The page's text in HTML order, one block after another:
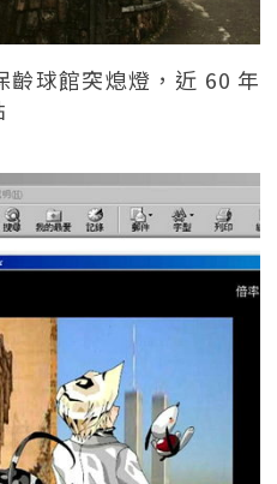
齡球館突熄燈，近 60 年